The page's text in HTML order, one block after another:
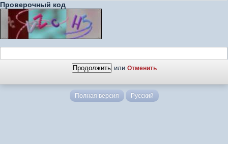
Проверочный код
или Отменить
Полная версия Русский